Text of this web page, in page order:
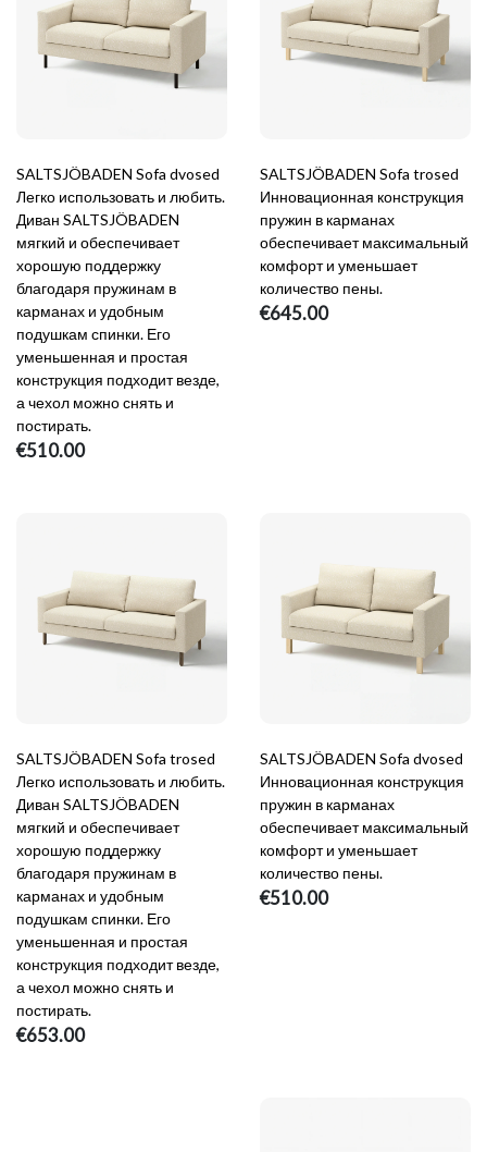
SALTSJÖBADEN Sofa dvosed
Легко использовать и любить.
Диван SALTSJÖBADEN
мягкий и обеспечивает
хорошую поддержку
благодаря пружинам в
карманах и удобным
подушкам спинки. Его
уменьшенная и простая
конструкция подходит везде,
а чехол можно снять и
постирать.
€510.00
SALTSJÖBADEN Sofa trosed
Инновационная конструкция
пружин в карманах
обеспечивает максимальный
комфорт и уменьшает
количество пены.
€645.00
SALTSJÖBADEN Sofa trosed
Легко использовать и любить.
Диван SALTSJÖBADEN
мягкий и обеспечивает
хорошую поддержку
благодаря пружинам в
карманах и удобным
подушкам спинки. Его
уменьшенная и простая
конструкция подходит везде,
а чехол можно снять и
постирать.
€653.00
SALTSJÖBADEN Sofa dvosed
Инновационная конструкция
пружин в карманах
обеспечивает максимальный
комфорт и уменьшает
количество пены.
€510.00